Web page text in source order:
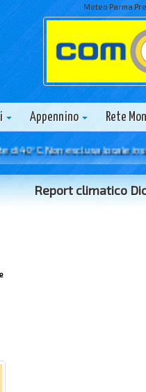
Meteo Parma
Appennino Rete
Non esclusa locale
Report climatico